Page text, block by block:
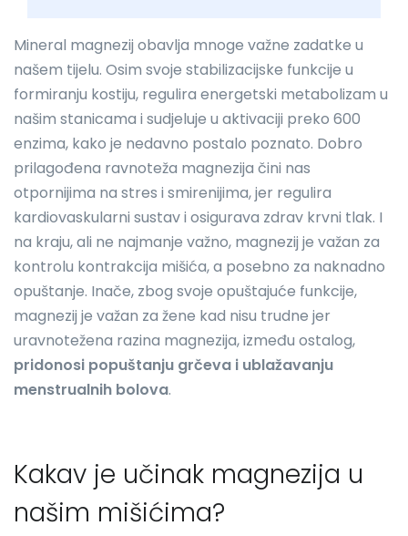
Mineral magnezij obavlja mnoge važne zadatke u
našem tijelu. Osim svoje stabilizacijske funkcije u
formiranju kostiju, regulira energetski metabolizam u
našim stanicama i sudjeluje u aktivaciji preko 600
enzima, kako je nedavno postalo poznato. Dobro
prilagođena ravnoteža magnezija čini nas
otpornijima na stres i smirenijima, jer regulira
kardiovaskularni sustav i osigurava zdrav krvni tlak. I
na kraju, ali ne najmanje važno, magnezij je važan za
kontrolu kontrakcija mišića, a posebno za naknadno
opuštanje. Inače, zbog svoje opuštajuće funkcije,
magnezij je važan za žene kad nisu trudne jer
uravnotežena razina magnezija, između ostalog,
pridonosi popuštanju grčeva i ublažavanju
menstrualnih bolova.
Kakav je učinak magnezija u
našim mišićima?